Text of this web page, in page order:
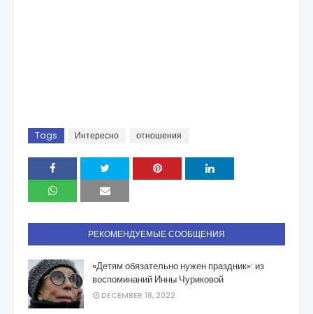
Tags Интересно отношения
РЕКОМЕНДУЕМЫЕ СООБЩЕНИЯ
«Детям обязательно нужен праздник»: из
воспоминаний Инны Чуриковой
DECEMBER 18, 2022